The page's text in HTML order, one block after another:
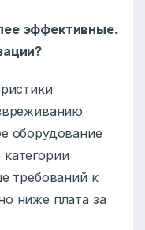
эффективные.
оборудование
требований к
ниже плата за